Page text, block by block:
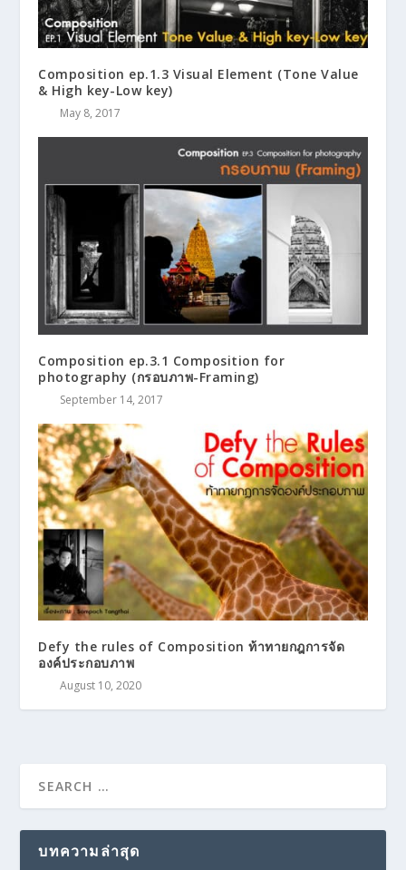
Composition ep.1.3 Visual Element (Tone Value
& High key-Low key)
May 8, 2017
Composition ep.3.1 Composition for
photography (กรอบภาพ-Framing)
September 14, 2017
Defy the rules of Composition ท้าทายกฎการจัด
องค์ประกอบภาพ
August 10, 2020
บทความล่าสุด